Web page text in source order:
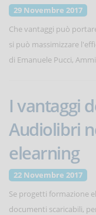
29 Novembre 2017
Che vantaggi può
si può massimizzare
di Emanuele Pucci,
I vantaggi
Audiolibri
elearning
22 Novembre 2017
Se progetti formazione
documenti scaricabili,